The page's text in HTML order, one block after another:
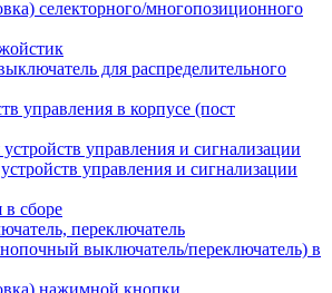
селекторного/многопозиционного
для распределительного
управления в корпусе (пост
управления и сигнализации
управления и сигнализации
сборе
переключатель
выключатель/переключатель) в
нажимной кнопки